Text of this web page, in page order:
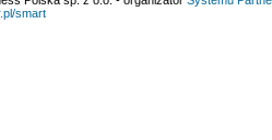
smart